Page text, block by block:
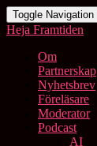
Toggle Navigation
Heja Framtiden
Om
Partnerskap
Nyhetsbrev
Föreläsare
Moderator
Podcast
AI